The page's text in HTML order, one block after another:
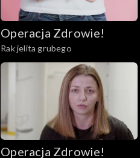
Operacja Zdrowie!
Rak jelita grubego
Operacja Zdrowie!